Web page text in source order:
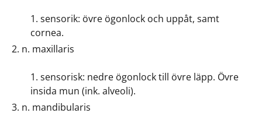
sensorik: övre ögonlock och uppåt, samt
cornea.
n. maxillaris
sensorisk: nedre ögonlock till övre läpp. Övre
insida mun (ink. alveoli).
n. mandibularis